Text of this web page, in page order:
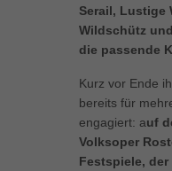
Serail, Lustige
Wildschütz
die passende
Kurz vor Ende
bereits für
engagiert: auf
Volksoper
Festspiele,